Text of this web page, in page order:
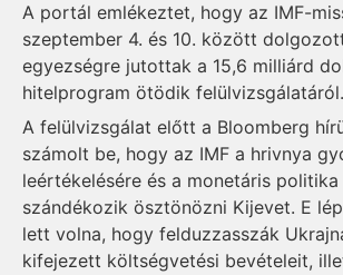
A portál emlékeztet, hogy az IMF-
szeptember 4. és 10. között
egyezségre jutottak a 15,6 milliárd
hitelprogram ötödik felülvizsgálatáról.
A felülvizsgálat előtt a Bloomberg
számolt be, hogy az IMF a hrivnya
leértékelésére és a monetáris
szándékozik ösztönözni Kijevet. E
lett volna, hogy felduzzasszák
kifejezett költségvetési bevételeit,